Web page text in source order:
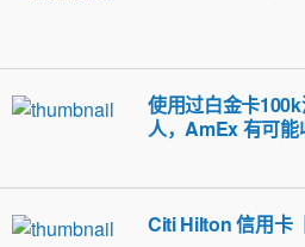
使用过白金卡
人，AmEx 有可能
Citi Hilton 信用卡